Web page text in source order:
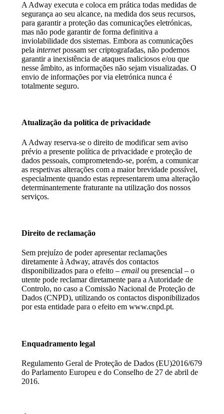
A Adway executa e coloca em prática todas medidas de
segurança ao seu alcance, na medida dos seus recursos,
para garantir a proteção das comunicações eletrónicas,
mas não pode garantir de forma definitiva a
inviolabilidade dos sistemas. Embora as comunicações
pela internetpossam ser criptografadas, não podemos
garantir a inexistência de ataques maliciosos e/ou que
nesse âmbito, as informações não sejam visualizadas. O
envio de informações por via eletrónica nunca é
totalmente seguro.
Atualização da política de privacidade
A Adway reserva-se o direito de modificar sem aviso
prévio a presente política de privacidade e proteção de
dados pessoais, comprometendo-se, porém, a comunicar
as respetivas alterações com a maior brevidade possível,
especialmente quando estas representarem uma alteração
determinantemente fraturante na utilização dos nossos
serviços.
Direito de reclamação
Sem prejuízo de poder apresentar reclamações
diretamente à Adway, através dos contactos
disponibilizados para o efeito – email ou presencial – o
utente pode reclamar diretamente para a Autoridade de
Controlo, no caso a Comissão Nacional de Proteção de
Dados (CNPD), utilizando os contactos disponibilizados
por esta entidade para o efeito em www.cnpd.pt.
Enquadramento legal
Regulamento Geral de Proteção de Dados (EU)2016/679
do Parlamento Europeu e do Conselho de 27 de abril de
2016.